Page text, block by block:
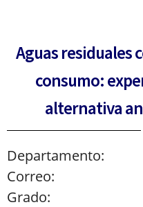
Aguas residuales
consumo:
alternativa
Departamento:
Correo:
Grado: